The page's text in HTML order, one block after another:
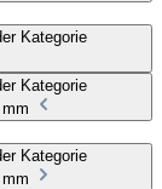
Kategorie
Kategorie
Kategorie